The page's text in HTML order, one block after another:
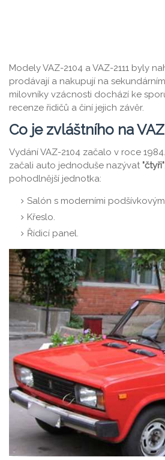
Modely VAZ-2104 a VAZ-2111 byly
prodávají a nakupují na
milovníky vzácnosti dochází ke
recenze řidičů a činí jejich závěr.
Co je zvláštního na
Vydání VAZ-2104 začalo v roce
začali auto jednoduše nazývat "čtyři"
pohodlnější jednotka:
Salón s moderními
Křeslo.
Řídicí panel.